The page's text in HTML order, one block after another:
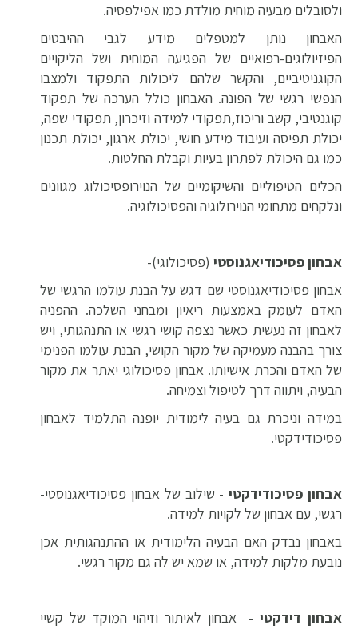
ולסובלים מבעיה מוחית מולדת כמו אפילפסיה.
האבחון נותן למטפלים מידע לגבי ההיבטים
הפיזיולוגים-רפואיים של הפגיעה המוחית ושל הליקויים
הקוגניטיביים, והקשר שלהם ליכולות התפקוד ולמצבו
הנפשי רגשי של הפונה. האבחון כולל הערכה של תפקוד
קוגנטיבי, קשב וריכוז,תפקודי למידה וזיכרון, תפקודי שפה,
יכולת תפיסה ועיבוד מידע חושי, יכולת ארגון, יכולת תכנון
כמו גם היכולת לפתרון בעיות וקבלת החלטות.
הכלים הטיפוליים והשיקומיים של הנוירופסיכולוג מגוונים
ונלקחים מתחומי הנוירולוגיה והפסיכולוגיה.
אבחון פסיכודיאגנוסטי (פסיכולוגי)-
אבחון פסיכודיאגנוסטי שם דגש על הבנת עולמו הרגשי של
האדם לעומק באמצעות ריאיון ומבחני השלכה. ההפניה
לאבחון זה נעשית כאשר נצפה קושי רגשי או התנהגותי, ויש
צורך בהבנה מעמיקה של מקור הקושי, הבנת עולמו הפנימי
של האדם והכרת אישיותו. אבחון פסיכולוגי יאתר את מקור
הבעיה, ויתווה דרך לטיפול וצמיחה.
במידה וניכרת גם בעיה לימודית יופנה התלמיד לאבחון
פסיכודידקטי.
אבחון פסיכודידקטי - שילוב של אבחון פסיכודיאגנוסטי-
רגשי, עם אבחון של לקויות למידה.
באבחון נבדק האם הבעיה הלימודית או ההתנהגותית אכן
נובעת מלקות למידה, או שמא יש לה גם מקור רגשי.
אבחון דידקטי - אבחון לאיתור וזיהוי המוקד של קשיי